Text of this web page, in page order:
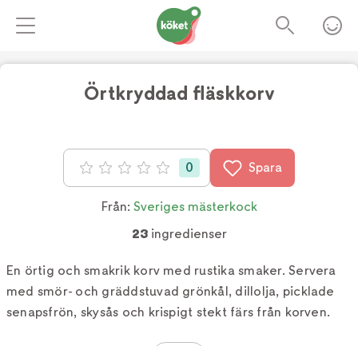
Örtkryddad fläskkorv
Betyg: 0 av 5 0 Spara
Från: Sveriges mästerkock
23ingredienser
En örtig och smakrik korv med rustika smaker. Servera
med smör- och gräddstuvad grönkål, dillolja, picklade
senapsfrön, skysås och krispigt stekt färs från korven.